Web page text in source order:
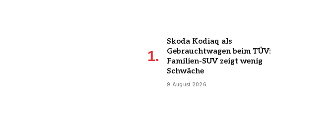
Skoda Kodiaq als
Gebrauchtwagen beim TÜV:
Familien-SUV zeigt wenig
Schwäche
9 August 2026